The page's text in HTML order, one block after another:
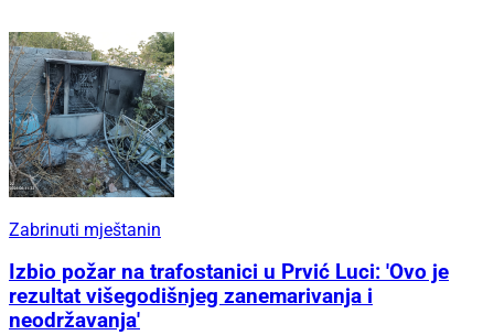
Zabrinuti mještanin
Izbio požar na trafostanici u Prvić Luci: 'Ovo je
rezultat višegodišnjeg zanemarivanja i
neodržavanja'